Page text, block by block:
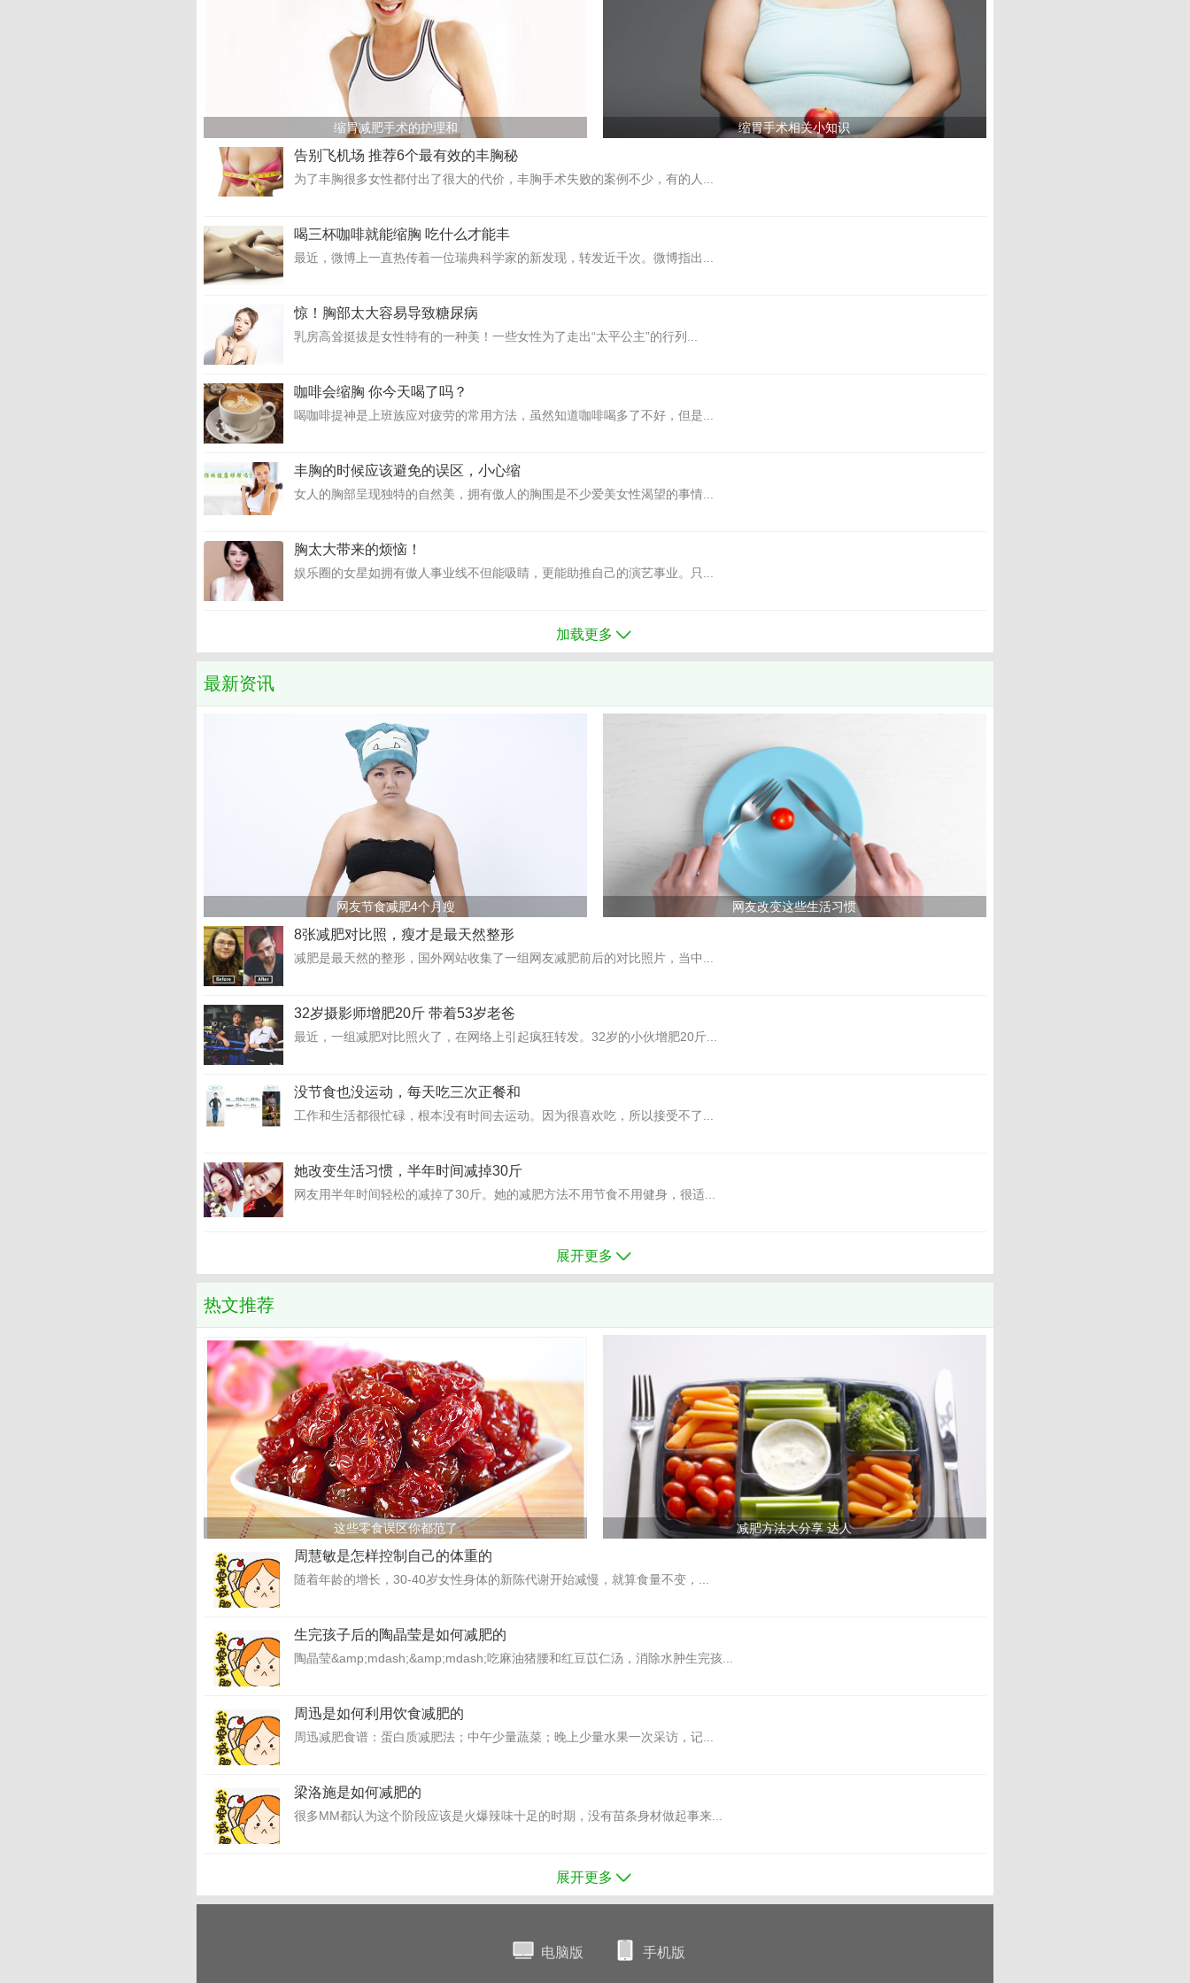
缩胃减肥手术的护理和 缩胃手术相关小知识
告别飞机场 推荐6个最有效的丰胸秘
为了丰胸很多女性都付出了很大的代价，丰胸手术失败的案例不少，有的人...
喝三杯咖啡就能缩胸 吃什么才能丰
最近，微博上一直热传着一位瑞典科学家的新发现，转发近千次。微博指出...
惊！胸部太大容易导致糖尿病
乳房高耸挺拔是女性特有的一种美！一些女性为了走出“太平公主”的行列...
咖啡会缩胸 你今天喝了吗？
喝咖啡提神是上班族应对疲劳的常用方法，虽然知道咖啡喝多了不好，但是...
丰胸的时候应该避免的误区，小心缩
女人的胸部呈现独特的自然美，拥有傲人的胸围是不少爱美女性渴望的事情...
胸太大带来的烦恼！
娱乐圈的女星如拥有傲人事业线不但能吸睛，更能助推自己的演艺事业。只...
加载更多
最新资讯
网友节食减肥4个月瘦 网友改变这些生活习惯
8张减肥对比照，瘦才是最天然整形
减肥是最天然的整形，国外网站收集了一组网友减肥前后的对比照片，当中...
32岁摄影师增肥20斤 带着53岁老爸
最近，一组减肥对比照火了，在网络上引起疯狂转发。32岁的小伙增肥20斤...
没节食也没运动，每天吃三次正餐和
工作和生活都很忙碌，根本没有时间去运动。因为很喜欢吃，所以接受不了...
她改变生活习惯，半年时间减掉30斤
网友用半年时间轻松的减掉了30斤。她的减肥方法不用节食不用健身，很适...
展开更多
热文推荐
这些零食误区你都范了 减肥方法大分享 达人
周慧敏是怎样控制自己的体重的
随着年龄的增长，30-40岁女性身体的新陈代谢开始减慢，就算食量不变，...
生完孩子后的陶晶莹是如何减肥的
陶晶莹&amp;mdash;&amp;mdash;吃麻油猪腰和红豆苡仁汤，消除水肿生完孩...
周迅是如何利用饮食减肥的
周迅减肥食谱：蛋白质减肥法；中午少量蔬菜；晚上少量水果一次采访，记...
梁洛施是如何减肥的
很多MM都认为这个阶段应该是火爆辣味十足的时期，没有苗条身材做起事来...
展开更多
电脑版 手机版